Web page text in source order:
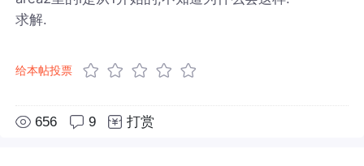
求解.
给本帖投票
656 9 打赏